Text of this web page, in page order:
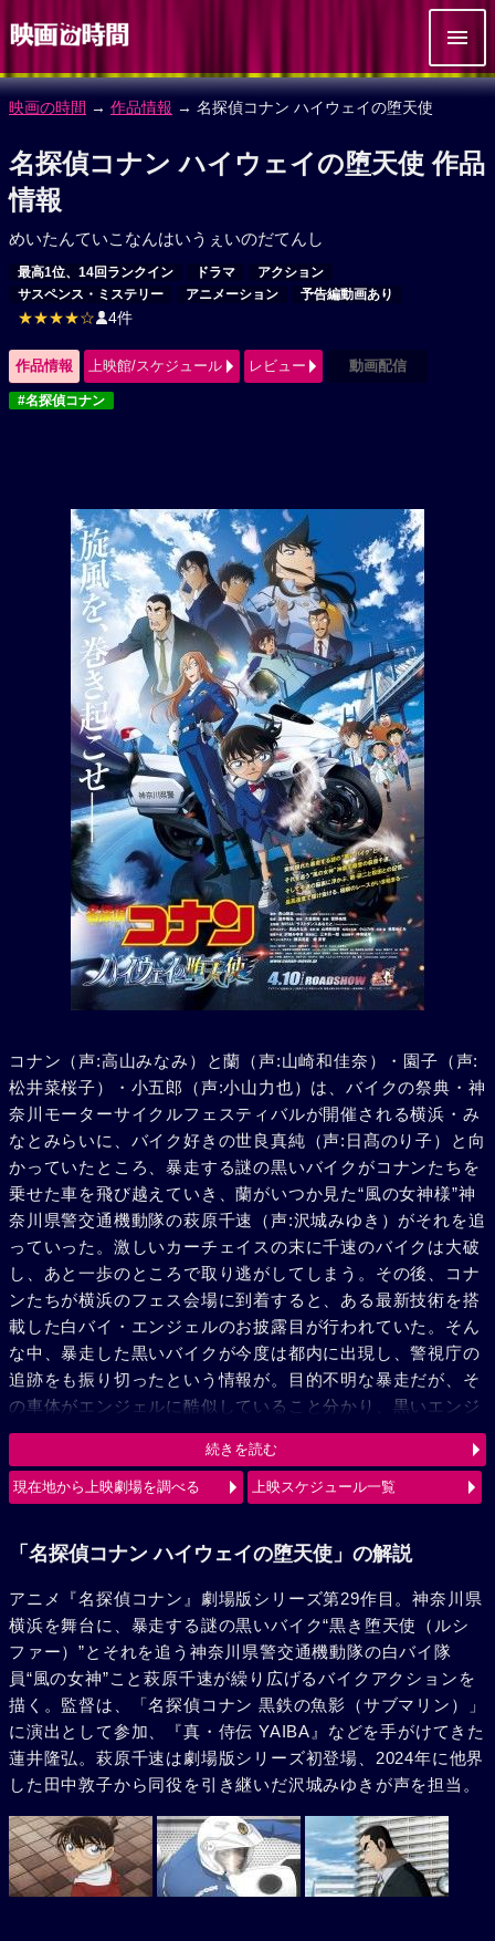
映画の時間 → 作品情報 → 名探偵コナン ハイウェイの堕天使
名探偵コナン ハイウェイの堕天使 作品
情報
めいたんていこなんはいうぇいのだてんし
最高1位、14回ランクイン ドラマ
アクション
サスペンス・ミステリー
アニメーション 予告編動画あり
★★★★☆ 4件
作品情報 上映館/スケジュール レビュー 動画配信
#名探偵コナン
コナン（声:高山みなみ）と蘭（声:山崎和佳奈）・園子（声:
松井菜桜子）・小五郎（声:小山力也）は、バイクの祭典・神
奈川モーターサイクルフェスティバルが開催される横浜・み
なとみらいに、バイク好きの世良真純（声:日髙のり子）と向
かっていたところ、暴走する謎の黒いバイクがコナンたちを
乗せた車を飛び越えていき、蘭がいつか見た“風の女神様”神
奈川県警交通機動隊の萩原千速（声:沢城みゆき）がそれを追
っていった。激しいカーチェイスの末に千速のバイクは大破
し、あと一歩のところで取り逃がしてしまう。その後、コナ
ンたちが横浜のフェス会場に到着すると、ある最新技術を搭
載した白バイ・エンジェルのお披露目が行われていた。そん
な中、暴走した黒いバイクが今度は都内に出現し、警視庁の
追跡をも振り切ったという情報が。目的不明な暴走だが、そ
の車体がエンジェルに酷似していること分かり、黒いエンジ
ェル“ルシファー”と呼び、追跡を続ける。弟の萩原研二（声:
三木眞一郎）とその同期・松田陣平（声:神奈延年）との記憶
が脳裏によぎる千速。風の女神（エンジェル）VS 黒き堕天
続きを読む
現在地から上映劇場を調べる 上映スケジュール一覧
「名探偵コナン ハイウェイの堕天使」の解説
アニメ『名探偵コナン』劇場版シリーズ第29作目。神奈川県
横浜を舞台に、暴走する謎の黒いバイク“黒き堕天使（ルシ
ファー）”とそれを追う神奈川県警交通機動隊の白バイ隊
員“風の女神”こと萩原千速が繰り広げるバイクアクションを
描く。監督は、「名探偵コナン 黒鉄の魚影（サブマリン）」
に演出として参加、『真・侍伝 YAIBA』などを手がけてきた
蓮井隆弘。萩原千速は劇場版シリーズ初登場、2024年に他界
した田中敦子から同役を引き継いだ沢城みゆきが声を担当。